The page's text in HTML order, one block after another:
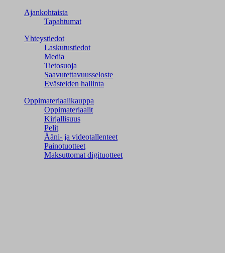
Ajankohtaista
Tapahtumat
Yhteystiedot
Laskutustiedot
Media
Tietosuoja
Saavutettavuusseloste
Evästeiden hallinta
Oppimateriaalikauppa
Oppimateriaalit
Kirjallisuus
Pelit
Ääni- ja videotallenteet
Painotuotteet
Maksuttomat digituotteet